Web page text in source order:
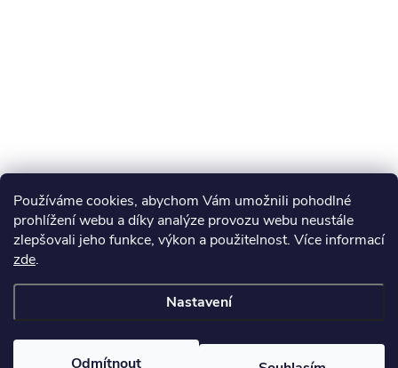
Používáme cookies, abychom Vám umožnili pohodlné
prohlížení webu a díky analýze provozu webu neustále
zlepšovali jeho funkce, výkon a použitelnost. Více informací
zde.
Nastavení
Odmítnout